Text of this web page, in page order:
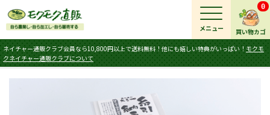
買い物カゴ
0
ネイチャー通販クラブ会員なら10,800円以上で送料無料！他にも嬉しい特典がいっぱい！ モクモ
クネイチャー通販クラブについて
メニュー